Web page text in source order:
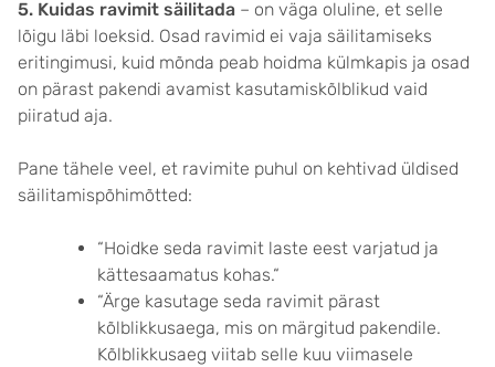
5. Kuidas ravimit säilitada – on väga oluline, et selle
lõigu läbi loeksid. Osad ravimid ei vaja säilitamiseks
eritingimusi, kuid mõnda peab hoidma külmkapis ja osad
on pärast pakendi avamist kasutamiskõlblikud vaid
piiratud aja.
Pane tähele veel, et ravimite puhul on kehtivad üldised
säilitamispõhimõtted:
“Hoidke seda ravimit laste eest varjatud ja
kättesaamatus kohas.“
“Ärge kasutage seda ravimit pärast
kõlblikkusaega, mis on märgitud pakendile.
Kõlblikkusaeg viitab selle kuu viimasele